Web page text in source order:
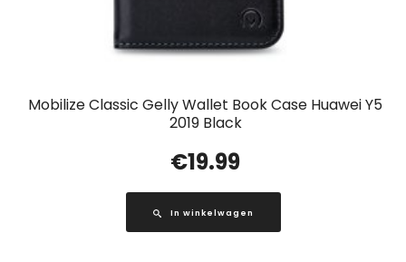
Mobilize Classic Gelly Wallet Book Case Huawei Y5
2019 Black
€19.99
In winkelwagen